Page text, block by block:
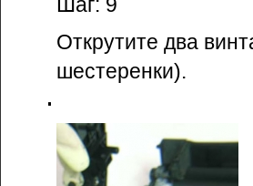
Открутите два
шестеренки).